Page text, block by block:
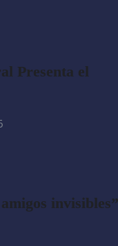
Presenta el
invisibles”